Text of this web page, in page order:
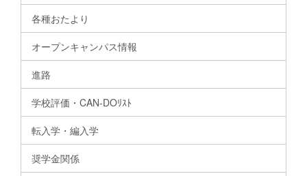
各種おたより
オープンキャンパス情報
進路
学校評価・CAN-DOﾘｽﾄ
転入学・編入学
奨学金関係